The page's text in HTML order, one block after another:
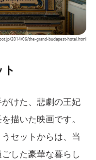
2014/06/the-grand-budapest-hotel.html
けた、悲劇の王妃
描いた映画です。
セットからは、当
した豪華な暮らし